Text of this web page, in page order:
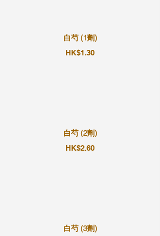
白芍 (1劑)
HK$1.30
白芍 (2劑)
HK$2.60
白芍 (3劑)